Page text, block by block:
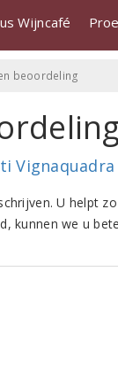
Wijncafé
beoordeling
Vignaquadra
U helpt
kunnen we u